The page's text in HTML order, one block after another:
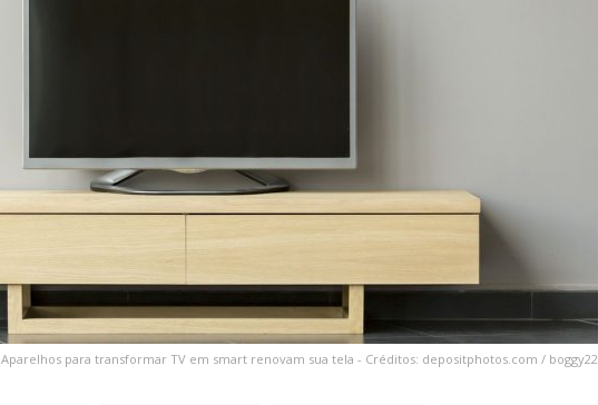
Aparelhos para transformar TV em smart renovam sua tela - Créditos: depositphotos.com / boggy22